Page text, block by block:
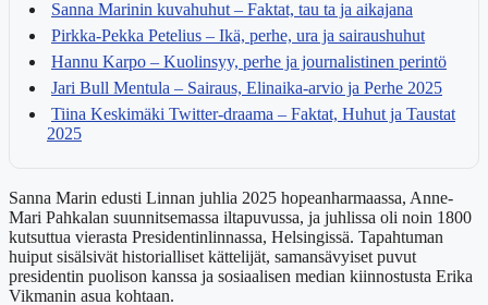
Sanna Marinin kuvahuhut – Faktat, tau ta ja aikajana
Pirkka-Pekka Petelius – Ikä, perhe, ura ja sairaushuhut
Hannu Karpo – Kuolinsyy, perhe ja journalistinen perintö
Jari Bull Mentula – Sairaus, Elinaika-arvio ja Perhe 2025
Tiina Keskimäki Twitter-draama – Faktat, Huhut ja Taustat
2025
Sanna Marin edusti Linnan juhlia 2025 hopeanharmaassa, Anne-
Mari Pahkalan suunnitsemassa iltapuvussa, ja juhlissa oli noin 1800
kutsuttua vierasta Presidentinlinnassa, Helsingissä. Tapahtuman
huiput sisälsivät historialliset kättelijät, samansävyiset puvut
presidentin puolison kanssa ja sosiaalisen median kiinnostusta Erika
Vikmanin asua kohtaan.